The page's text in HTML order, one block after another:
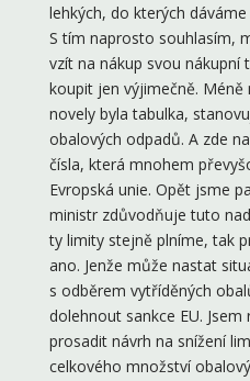
lehkých, do kterých
S tím naprosto souhlasím,
vzít na nákup svou nákupní
koupit jen výjimečně.
novely byla tabulka,
obalových odpadů. A zde
čísla, která mnohem
Evropská unie. Opět jsme
ministr zdůvodňuje tuto
ty limity stejně plníme, tak
ano. Jenže může nastat
s odběrem vytříděných
dolehnout sankce EU.
prosadit návrh na snížení
celkového množství